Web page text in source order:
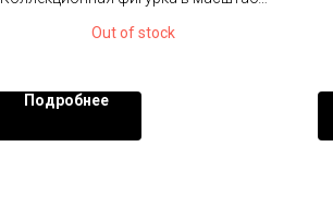
Out of stock
Подробнее